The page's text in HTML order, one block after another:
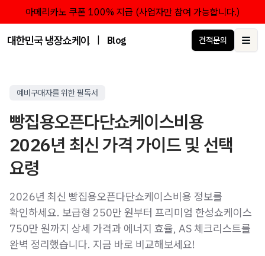
아메리카노 쿠폰 100% 지급 (사업자만 참여 가능합니다.)
대한민국 냉장쇼케이스 점유율 1위 브랜드 한성쇼케이스
Blog 견적문의
예비구매자를 위한 필독서
빵집용오픈다단쇼케이스비용
2026년 최신 가격 가이드 및 선택
요령
2026년 최신 빵집용오픈다단쇼케이스비용 정보를
확인하세요. 보급형 250만 원부터 프리미엄 한성쇼케이스
750만 원까지 상세 가격과 에너지 효율, AS 체크리스트를
완벽 정리했습니다. 지금 바로 비교해보세요!